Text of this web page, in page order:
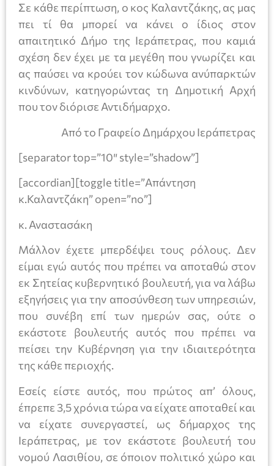
Σε κάθε περίπτωση, ο κος Καλαντζάκης, ας μας
πει τί θα μπορεί να κάνει ο ίδιος στον
απαιτητικό Δήμο της Ιεράπετρας, που καμιά
σχέση δεν έχει με τα μεγέθη που γνωρίζει και
ας παύσει να κρούει τον κώδωνα ανύπαρκτών
κινδύνων, κατηγορώντας τη Δημοτική Αρχή
που τον διόρισε Αντιδήμαρχο.
Από το Γραφείο Δημάρχου Ιεράπετρας
[separator top=”10″ style=”shadow”]
[accordian][toggle title=”Απάντηση
κ.Καλαντζάκη” open=”no”]
κ. Αναστασάκη
Μάλλον έχετε μπερδέψει τους ρόλους. Δεν
είμαι εγώ αυτός που πρέπει να αποταθώ στον
εκ Σητείας κυβερνητικό βουλευτή, για να λάβω
εξηγήσεις για την αποσύνθεση των υπηρεσιών,
που συνέβη επί των ημερών σας, ούτε ο
εκάστοτε βουλευτής αυτός που πρέπει να
πείσει την Κυβέρνηση για την ιδιαιτερότητα
της κάθε περιοχής.
Εσείς είστε αυτός, που πρώτος απ’ όλους,
έπρεπε 3,5 χρόνια τώρα να είχατε αποταθεί και
να είχατε συνεργαστεί, ως δήμαρχος της
Ιεράπετρας, με τον εκάστοτε βουλευτή του
νομού Λασιθίου, σε όποιον πολιτικό χώρο και